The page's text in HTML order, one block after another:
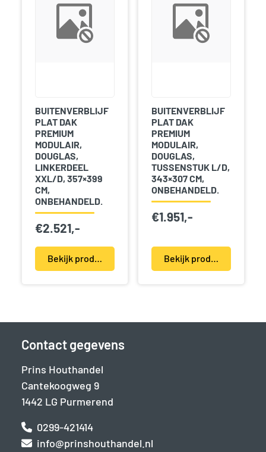
BUITENVERBLIJF
PLAT DAK
PREMIUM
MODULAIR,
DOUGLAS,
LINKERDEEL
XXL/D, 357×399
CM,
ONBEHANDELD.
€2.521,-
Bekijk product(en)
BUITENVERBLIJF
PLAT DAK
PREMIUM
MODULAIR,
DOUGLAS,
TUSSENSTUK L/D,
343×307 CM,
ONBEHANDELD.
€1.951,-
Bekijk product(en)
Contact gegevens
Prins Houthandel
Cantekoogweg 9
1442 LG Purmerend
0299-421414
info@prinshouthandel.nl